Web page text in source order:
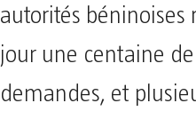
autorités béninoises
jour une centaine
demandes, et